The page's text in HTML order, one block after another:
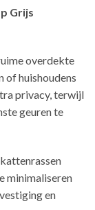
Grijs
overdekte
of huishoudens
privacy, terwijl
geuren te
minimaliseren
en